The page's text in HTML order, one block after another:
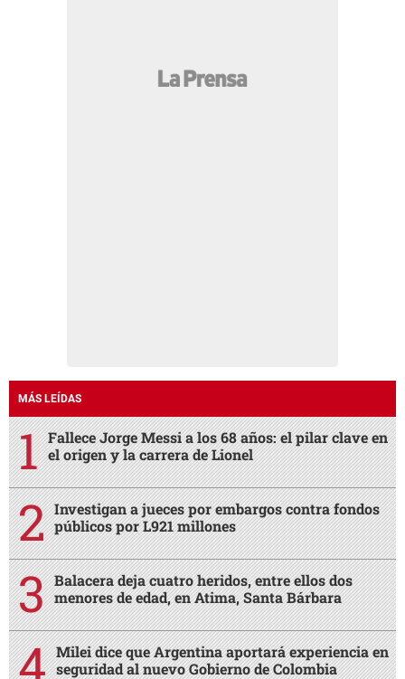
MÁS LEÍDAS
Fallece Jorge Messi a los 68 años: el pilar clave en
el origen y la carrera de Lionel
Investigan a jueces por embargos contra fondos
públicos por L921 millones
Balacera deja cuatro heridos, entre ellos dos
menores de edad, en Atima, Santa Bárbara
Milei dice que Argentina aportará experiencia en
seguridad al nuevo Gobierno de Colombia